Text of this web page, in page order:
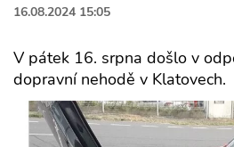
16.08.2024 15:05
V pátek 16. srpna došlo v
dopravní nehodě v Klatovech.